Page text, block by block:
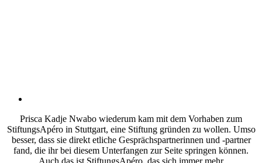
Prisca Kadje Nwabo wiederum kam mit dem Vorhaben zum
StiftungsApéro in Stuttgart, eine Stiftung gründen zu wollen. Umso
besser, dass sie direkt etliche Gesprächspartnerinnen und -partner
fand, die ihr bei diesem Unterfangen zur Seite springen können.
Auch das ist StiftungsApéro, das sich immer mehr